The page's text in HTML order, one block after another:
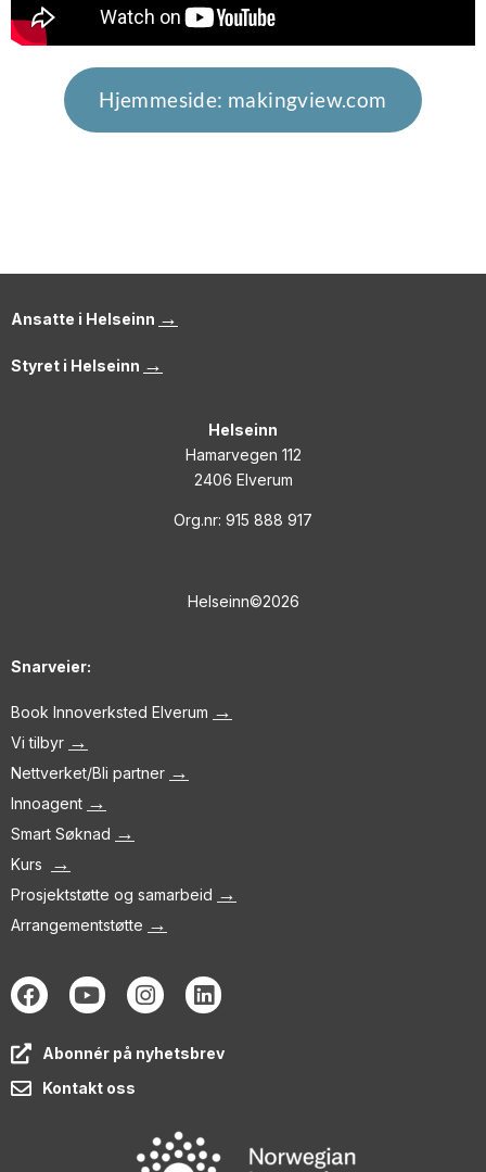
Hjemmeside: makingview.com
Ansatte i Helseinn →
Styret i Helseinn →
Helseinn
Hamarvegen 112
2406 Elverum
Org.nr: 915 888 917
Helseinn©2026
Snarveier:
Book Innoverksted Elverum →
Vi tilbyr →
Nettverket/Bli partner →
Innoagent →
Smart Søknad →
Kurs →
Prosjektstøtte og samarbeid →
Arrangementstøtte →
Abonnér på nyhetsbrev
Kontakt oss